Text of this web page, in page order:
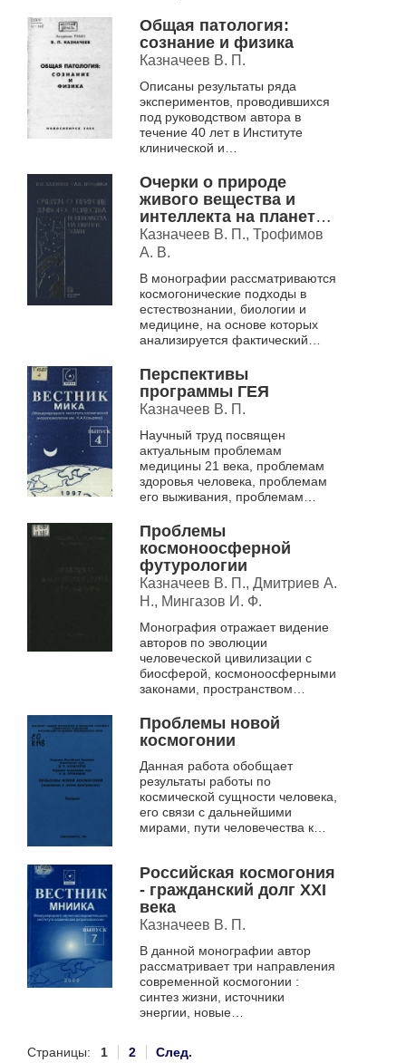
идеей катастрофичности при
нарушении этих законов.
Расши...
Общая патология:
сознание и физика
Казначеев В. П.
Описаны результаты ряда
экспериментов, проводившихся
под руководством автора в
течение 40 лет в Институте
клинической и
СО РАМН и Международном
НИИ космической
антропоэколог...
Очерки о природе
живого вещества и
интеллекта на планете
Земля
Казначеев В. П., Трофимов
А. В.
В монографии рассматриваются
космогонические подходы в
естествознании, биологии и
медицине, на основе которых
анализируется фактический
междисциплинарных
исследований. Формулируют...
Перспективы
программы ГЕЯ
Казначеев В. П.
Научный труд посвящен
актуальным проблемам
медицины 21 века, проблемам
здоровья человека, проблемам
его выживания, проблемам
геологическим, так и
техногенным, экологическим
Проблемы
космоноосферной
футурологии
Казначеев В. П., Дмитриев А.
Н., Мингазов И. Ф.
Монография отражает видение
авторов по эволюции
человеческой цивилизации с
биосферой, космоноосферными
законами, пространством
катастрофичности при
нарушении этих законов.
Проблемы новой
космогонии
Данная работа обобщает
результаты работы по
космической сущности человека,
его связи с дальнейшими
мирами, пути человечества к
подводит итоги...
Российская космогония
- гражданcкий долг XXI
века
Казначеев В. П.
В данной монографии автор
рассматривает три направления
современной космогонии :
синтез жизни, источники
энергии, новые
При этом он считает, что эти три
направления должны м...
Страницы: 1 2 След.